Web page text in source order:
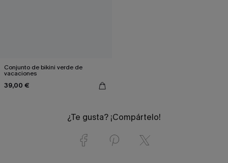
Conjunto de bikini verde de
vacaciones
39,00 €
¿Te gusta? ¡Compártelo!